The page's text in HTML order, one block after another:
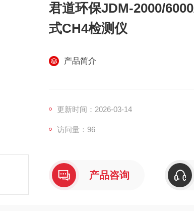
君道环保JDM-2000/
式CH4检测仪
产品简介
更新时间：2026-03-14
访问量：96
产品咨询